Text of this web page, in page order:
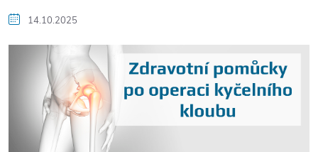
14.10.2025